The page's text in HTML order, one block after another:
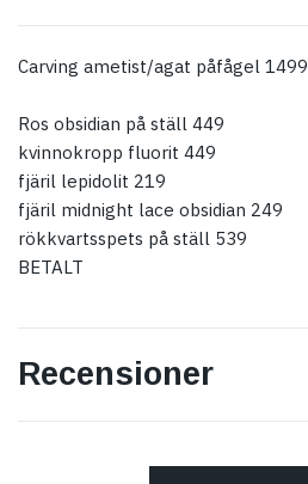
Carving ametist/agat påfågel 1499
Ros obsidian på ställ 449
kvinnokropp fluorit 449
fjäril lepidolit 219
fjäril midnight lace obsidian 249
rökkvartsspets på ställ 539
BETALT
Recensioner